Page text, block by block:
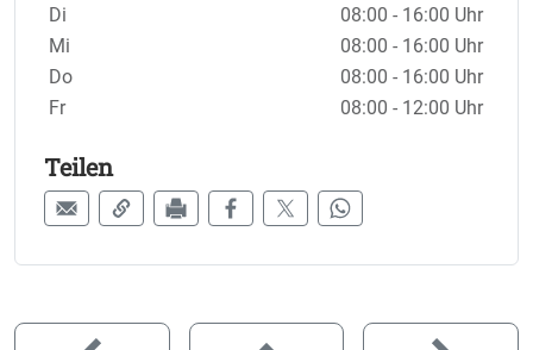
Di
08:00 - 16:00 Uhr
Mi
08:00 - 16:00 Uhr
Do
08:00 - 16:00 Uhr
Fr
08:00 - 12:00 Uhr
Teilen